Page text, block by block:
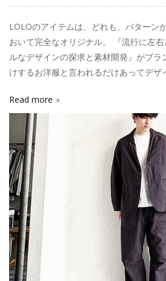
LOLOのアイテムは、どれも、パターン
おいて完全なオリジナル。 『流行に左
ルなデザインの探求と素材開発』がブラ
けするお洋服と言われるだけあってデザ
Read more